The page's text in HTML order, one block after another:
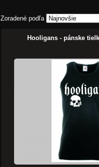
Zoradené podľa
Hooligans - pánske